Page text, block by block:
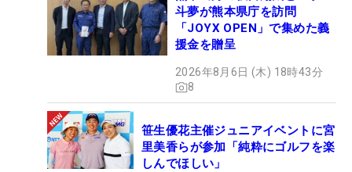
斗夢が熊本県庁を訪問
「JOYX OPEN」で集めた義
援金を贈呈
2026年8月6日 (木) 18時43分
8
笹生優花主催ジュニアイベントに宮
里美香らが参加「純粋にゴルフを楽
しんでほしい」